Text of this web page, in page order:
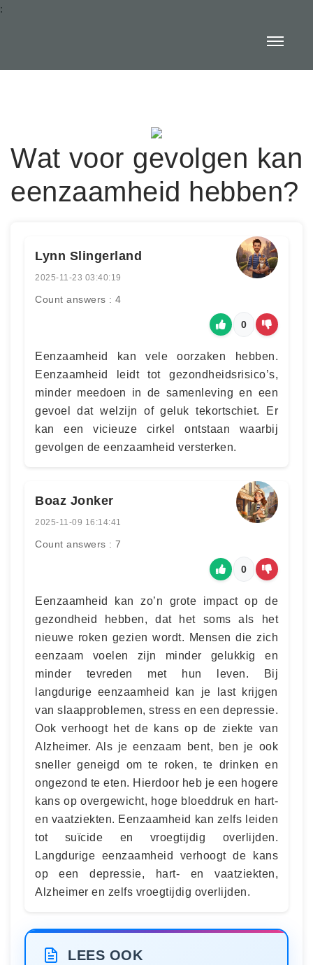
:
Wat voor gevolgen kan
eenzaamheid hebben?
Lynn Slingerland
2025-11-23 03:40:19
Count answers : 4
0
Eenzaamheid kan vele oorzaken hebben.
Eenzaamheid leidt tot gezondheidsrisico’s,
minder meedoen in de samenleving en een
gevoel dat welzijn of geluk tekortschiet. Er
kan een vicieuze cirkel ontstaan waarbij
gevolgen de eenzaamheid versterken.
Boaz Jonker
2025-11-09 16:14:41
Count answers : 7
0
Eenzaamheid kan zo’n grote impact op de
gezondheid hebben, dat het soms als het
nieuwe roken gezien wordt. Mensen die zich
eenzaam voelen zijn minder gelukkig en
minder tevreden met hun leven. Bij
langdurige eenzaamheid kan je last krijgen
van slaapproblemen, stress en een depressie.
Ook verhoogt het de kans op de ziekte van
Alzheimer. Als je eenzaam bent, ben je ook
sneller geneigd om te roken, te drinken en
ongezond te eten. Hierdoor heb je een hogere
kans op overgewicht, hoge bloeddruk en hart-
en vaatziekten. Eenzaamheid kan zelfs leiden
tot suïcide en vroegtijdig overlijden.
Langdurige eenzaamheid verhoogt de kans
op een depressie, hart- en vaatziekten,
Alzheimer en zelfs vroegtijdig overlijden.
LEES OOK